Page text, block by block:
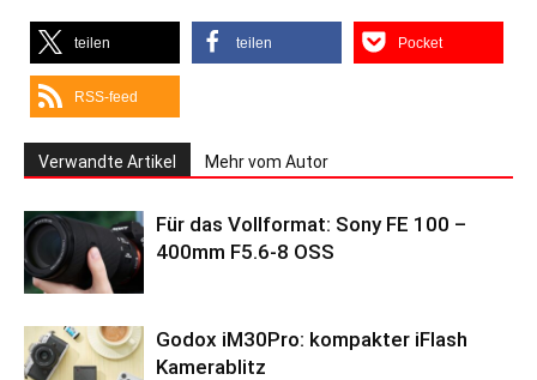
teilen teilen Pocket
RSS-feed
Verwandte Artikel Mehr vom Autor
Für das Vollformat: Sony FE 100 –
400mm F5.6-8 OSS
Godox iM30Pro: kompakter iFlash
Kamerablitz